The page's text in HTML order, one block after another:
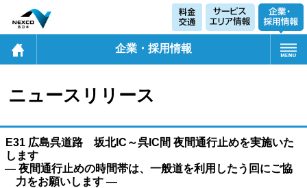
企業・採用情報
ニュースリリース
E31 広島呉道路 坂北IC～呉IC間 夜間通行止めを実施いた
します
― 夜間通行止めの時間帯は、一般道を利用したう回にご協
力をお願いします ―